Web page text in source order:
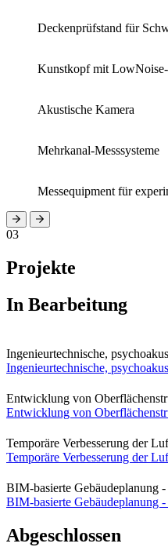
Deckenprüfstand für
Kunstkopf mit
Akustische Kamera
Mehrkanal-Messsysteme
Messequipment für
03
Projekte
In Bearbeitung
Ingenieurtechnische,
Ingenieurtechnische,
Entwicklung von
Entwicklung von
Temporäre Verbesserung der
Temporäre Verbesserung der
BIM-basierte Gebäudeplanung
BIM-basierte Gebäudeplanung
Abgeschlossen